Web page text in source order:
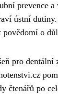
prevence
ústní
o
pro
čtenářů po